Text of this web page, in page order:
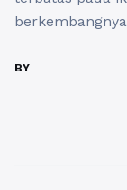
dan efektif.
BY